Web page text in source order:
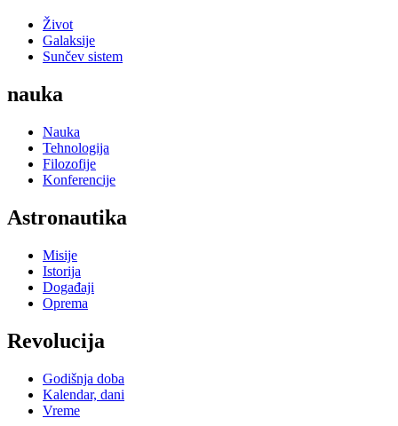
Život
Galaksije
Sunčev sistem
nauka
Nauka
Tehnologija
Filozofije
Konferencije
Astronautika
Misije
Istorija
Događaji
Oprema
Revolucija
Godišnja doba
Kalendar, dani
Vreme